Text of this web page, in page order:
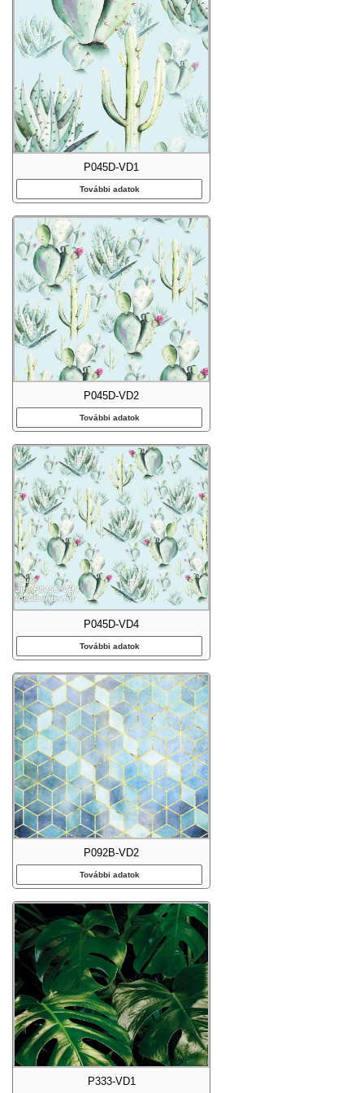
P045D-VD1
További adatok
P045D-VD2
További adatok
P045D-VD4
További adatok
P092B-VD2
További adatok
P333-VD1